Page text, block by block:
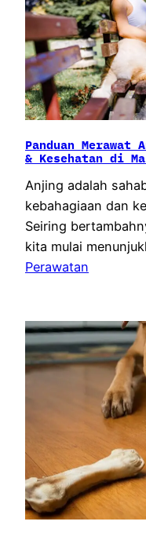
Panduan
& Kesehatan di
Anjing adalah
kebahagiaan dan
Seiring
kita mulai
Perawatan